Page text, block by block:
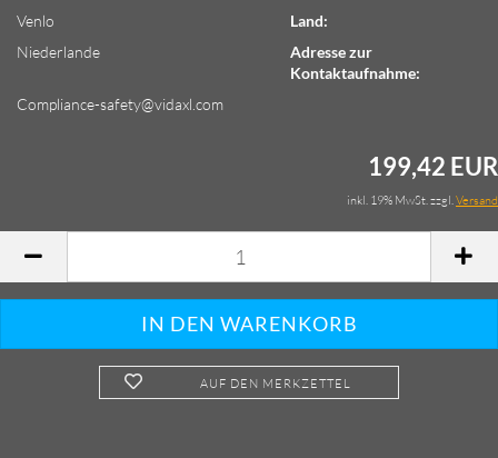
Venlo
Land:
Niederlande
Adresse zur
Kontaktaufnahme:
Compliance-safety@vidaxl.com
199,42 EUR
inkl. 19% MwSt. zzgl.Versand
AUF DEN MERKZETTEL